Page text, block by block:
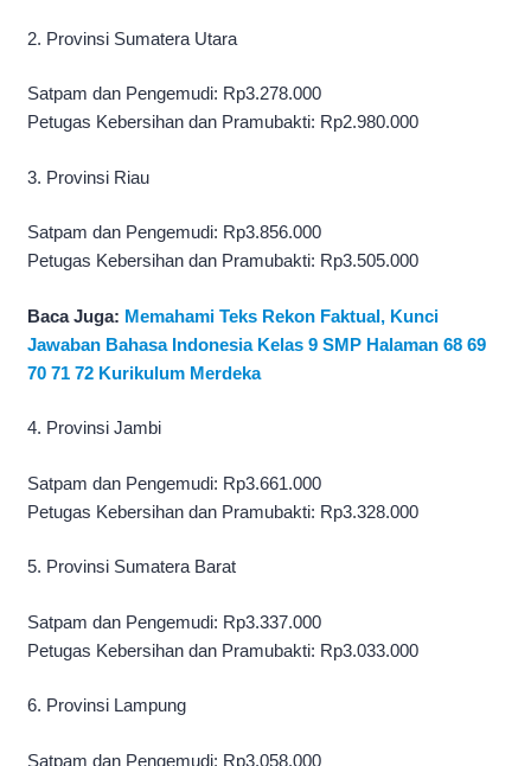
2. Provinsi Sumatera Utara
Satpam dan Pengemudi: Rp3.278.000
Petugas Kebersihan dan Pramubakti: Rp2.980.000
3. Provinsi Riau
Satpam dan Pengemudi: Rp3.856.000
Petugas Kebersihan dan Pramubakti: Rp3.505.000
Baca Juga: Memahami Teks Rekon Faktual, Kunci
Jawaban Bahasa Indonesia Kelas 9 SMP Halaman 68 69
70 71 72 Kurikulum Merdeka
4. Provinsi Jambi
Satpam dan Pengemudi: Rp3.661.000
Petugas Kebersihan dan Pramubakti: Rp3.328.000
5. Provinsi Sumatera Barat
Satpam dan Pengemudi: Rp3.337.000
Petugas Kebersihan dan Pramubakti: Rp3.033.000
6. Provinsi Lampung
Satpam dan Pengemudi: Rp3.058.000